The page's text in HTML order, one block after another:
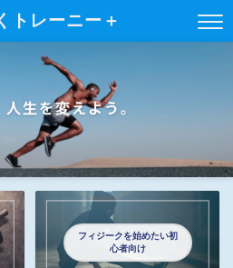
トレーニー＋
フィジークを始めたい初
心者向け